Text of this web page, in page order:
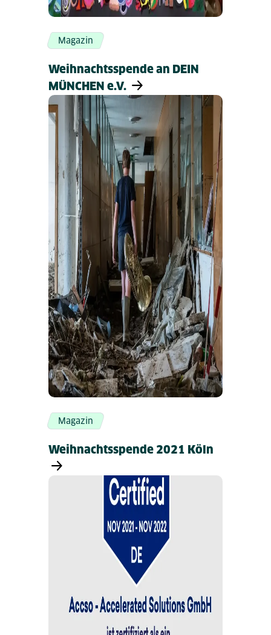
Magazin
Weihnachtsspende an DEIN
MÜNCHEN e.V.
Magazin
Weihnachtsspende 2021 Köln